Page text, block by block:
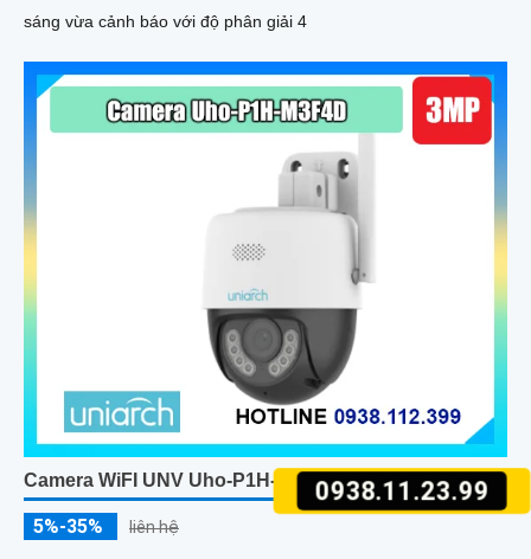
0938.11.23.99
sáng vừa cảnh báo với độ phân giải 4
Camera WiFI UNV Uho-P1H-M3F4D 3MP
5%-35% liên hệ